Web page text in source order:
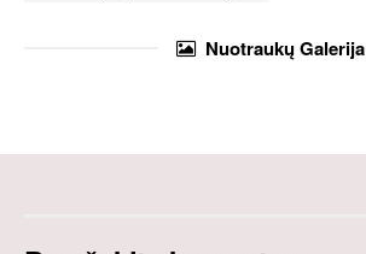
NuotraukųGalerija